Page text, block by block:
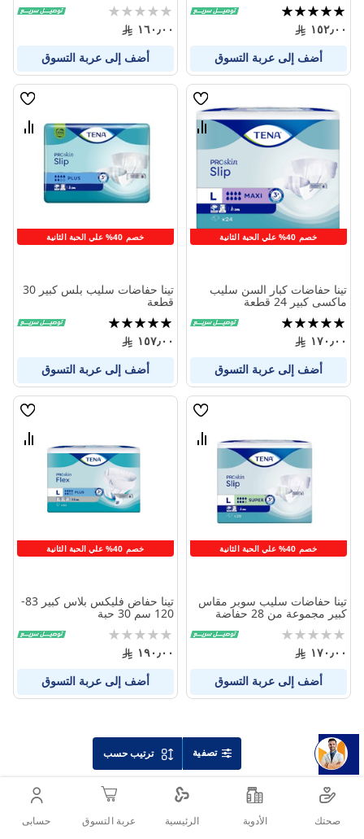
ترتيب حسب
تقييم:
100%
١٥٢٫٠٠
أضف إلى عربة التسوق
Rating:
١٦٠٫٠٠
أضف إلى عربة التسوق
خصم 40% علي الحبة الثانية
قائمة
الامنيات
قارن
بين
تينا حفاضات كبار السن سليب
ماكسى كبير 24 قطعة
تقييم:
100%
١٧٠٫٠٠
أضف إلى عربة التسوق
خصم 40% علي الحبة الثانية
قائمة
قارن
تينا حفاضات سليب بلس كبير 30
قطعة
تقييم:
100%
١٥٧٫٠٠
أضف إلى عربة التسوق
خصم 40% علي الحبة الثانية
قائمة
قارن
تينا حفاضات سليب سوبر مقاس
كبير مجموعة من 28 حفاضة
Rating:
١٧٠٫٠٠
أضف إلى عربة التسوق
خصم 40% علي الحبة الثانية
قائمة
قارن
تينا حفاض فليكس بلاس كبير 83-
120 سم 30 حبة
Rating:
١٩٠٫٠٠
أضف إلى عربة التسوق
تصفية
صحتك الأدوية الرئيسية عربة التسوق حسابى